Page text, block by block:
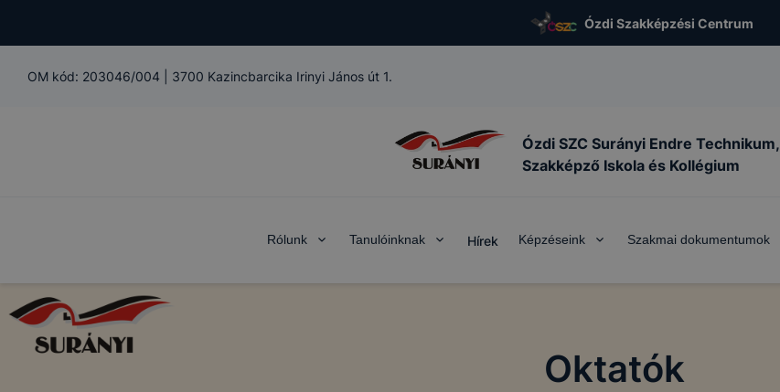
Ózdi Szakképzési Centrum
OM kód: 203046/004 3700 Kazincbarcika Irinyi János út 1.
Ózdi SZC Surányi Endre Technikum,
Szakképző Iskola és Kollégium
Rólunk Tanulóinknak Hírek Képzéseink Szakmai dokumentumok
Oktatók